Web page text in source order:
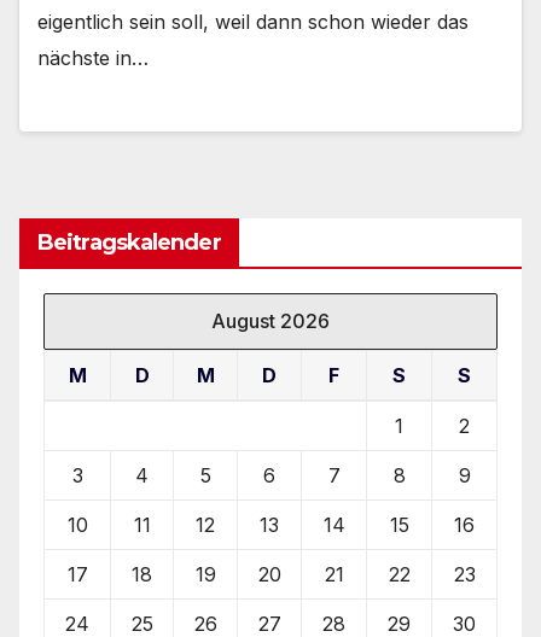
eigentlich sein soll, weil dann schon wieder das
nächste in…
Beitragskalender
August 2026
M D M D F S S
1 2
3 4 5 6 7 8 9
10 11 12 13 14 15 16
17 18 19 20 21 22 23
24 25 26 27 28 29 30